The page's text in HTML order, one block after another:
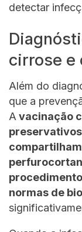
detectar
cirrose e
Além do
que a
A vacinação
normas de